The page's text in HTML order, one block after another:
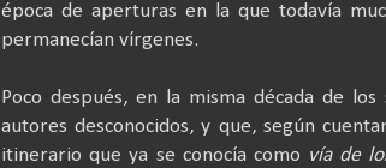
época de aperturas en la que todavía
permanecían vírgenes.
Poco después, en la misma década de
autores desconocidos, y que, según
itinerario que ya se conocía como vía de